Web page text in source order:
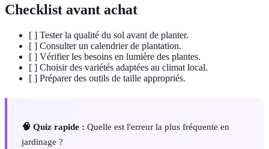
Checklist avant achat
[ ] Tester la qualité du sol avant de planter.
[ ] Consulter un calendrier de plantation.
[ ] Vérifier les besoins en lumière des plantes.
[ ] Choisir des variétés adaptées au climat local.
[ ] Préparer des outils de taille appropriés.
🧠 Quiz rapide : Quelle est l'erreur la plus fréquente en
jardinage ?